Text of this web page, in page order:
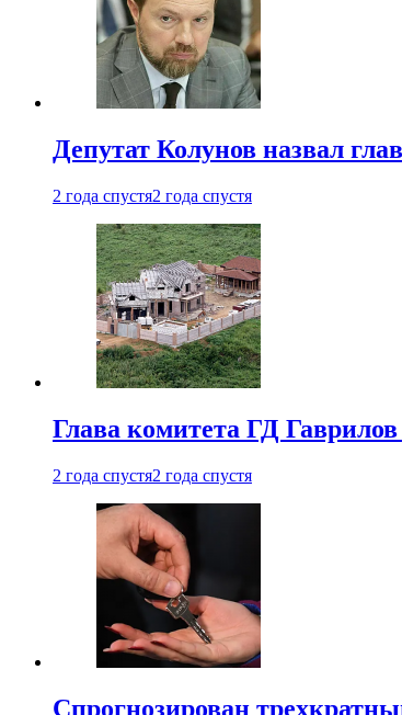
Депутат Колунов назвал
2 года спустя2 года спустя
Глава комитета ГД
2 года спустя2 года спустя
Спрогнозирован